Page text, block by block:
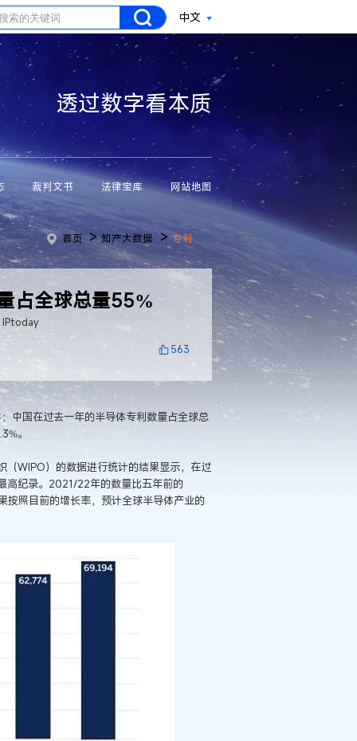
中文
透过数字看本质
裁判文书 法律宝库 网站地图
首页 >知产大数据 >专利
占全球总量55%
IPtoday
563
中国在过去一年的半导体专利数量占全球总
。
（WIPO）的数据进行统计的结果显示，在过
高纪录。2021/22年的数量比五年前的
照目前的增长率，预计全球半导体产业的